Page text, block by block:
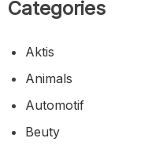
Categories
Aktis
Animals
Automotif
Beuty